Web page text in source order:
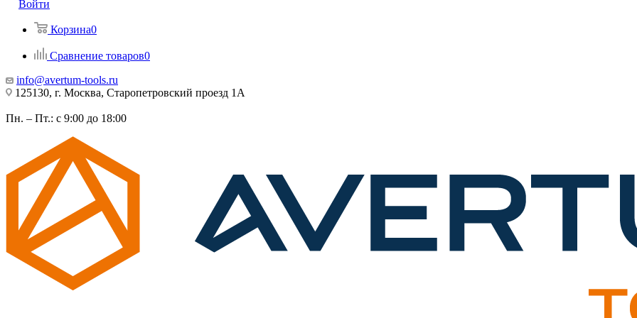
Войти
Корзина0
Сравнение товаров0
info@avertum-tools.ru
125130, г. Москва, Старопетровский проезд 1А
Пн. – Пт.: с 9:00 до 18:00